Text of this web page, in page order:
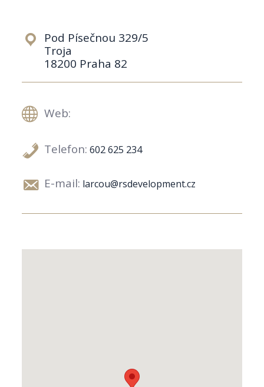
Pod Písečnou 329/5
Troja
18200 Praha 82
Web:
Telefon: 602 625 234
E-mail: larcou@rsdevelopment.cz